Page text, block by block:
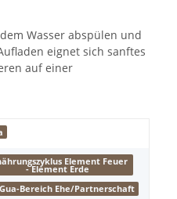
Wasser abspülen und
eignet sich sanftes
auf einer
Element Feuer
- Element Erde
Bereich Ehe/Partnerschaft